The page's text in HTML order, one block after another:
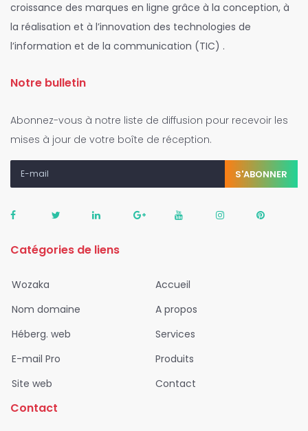
croissance des marques en ligne grâce à la conception, à
la réalisation et à l’innovation des technologies de
l’information et de la communication (TIC) .
Notre bulletin
Abonnez-vous à notre liste de diffusion pour recevoir les
mises à jour de votre boîte de réception.
S'ABONNER
Catégories de liens
Wozaka
Accueil
Nom domaine
A propos
Héberg. web
Services
E-mail Pro
Produits
Site web
Contact
Contact